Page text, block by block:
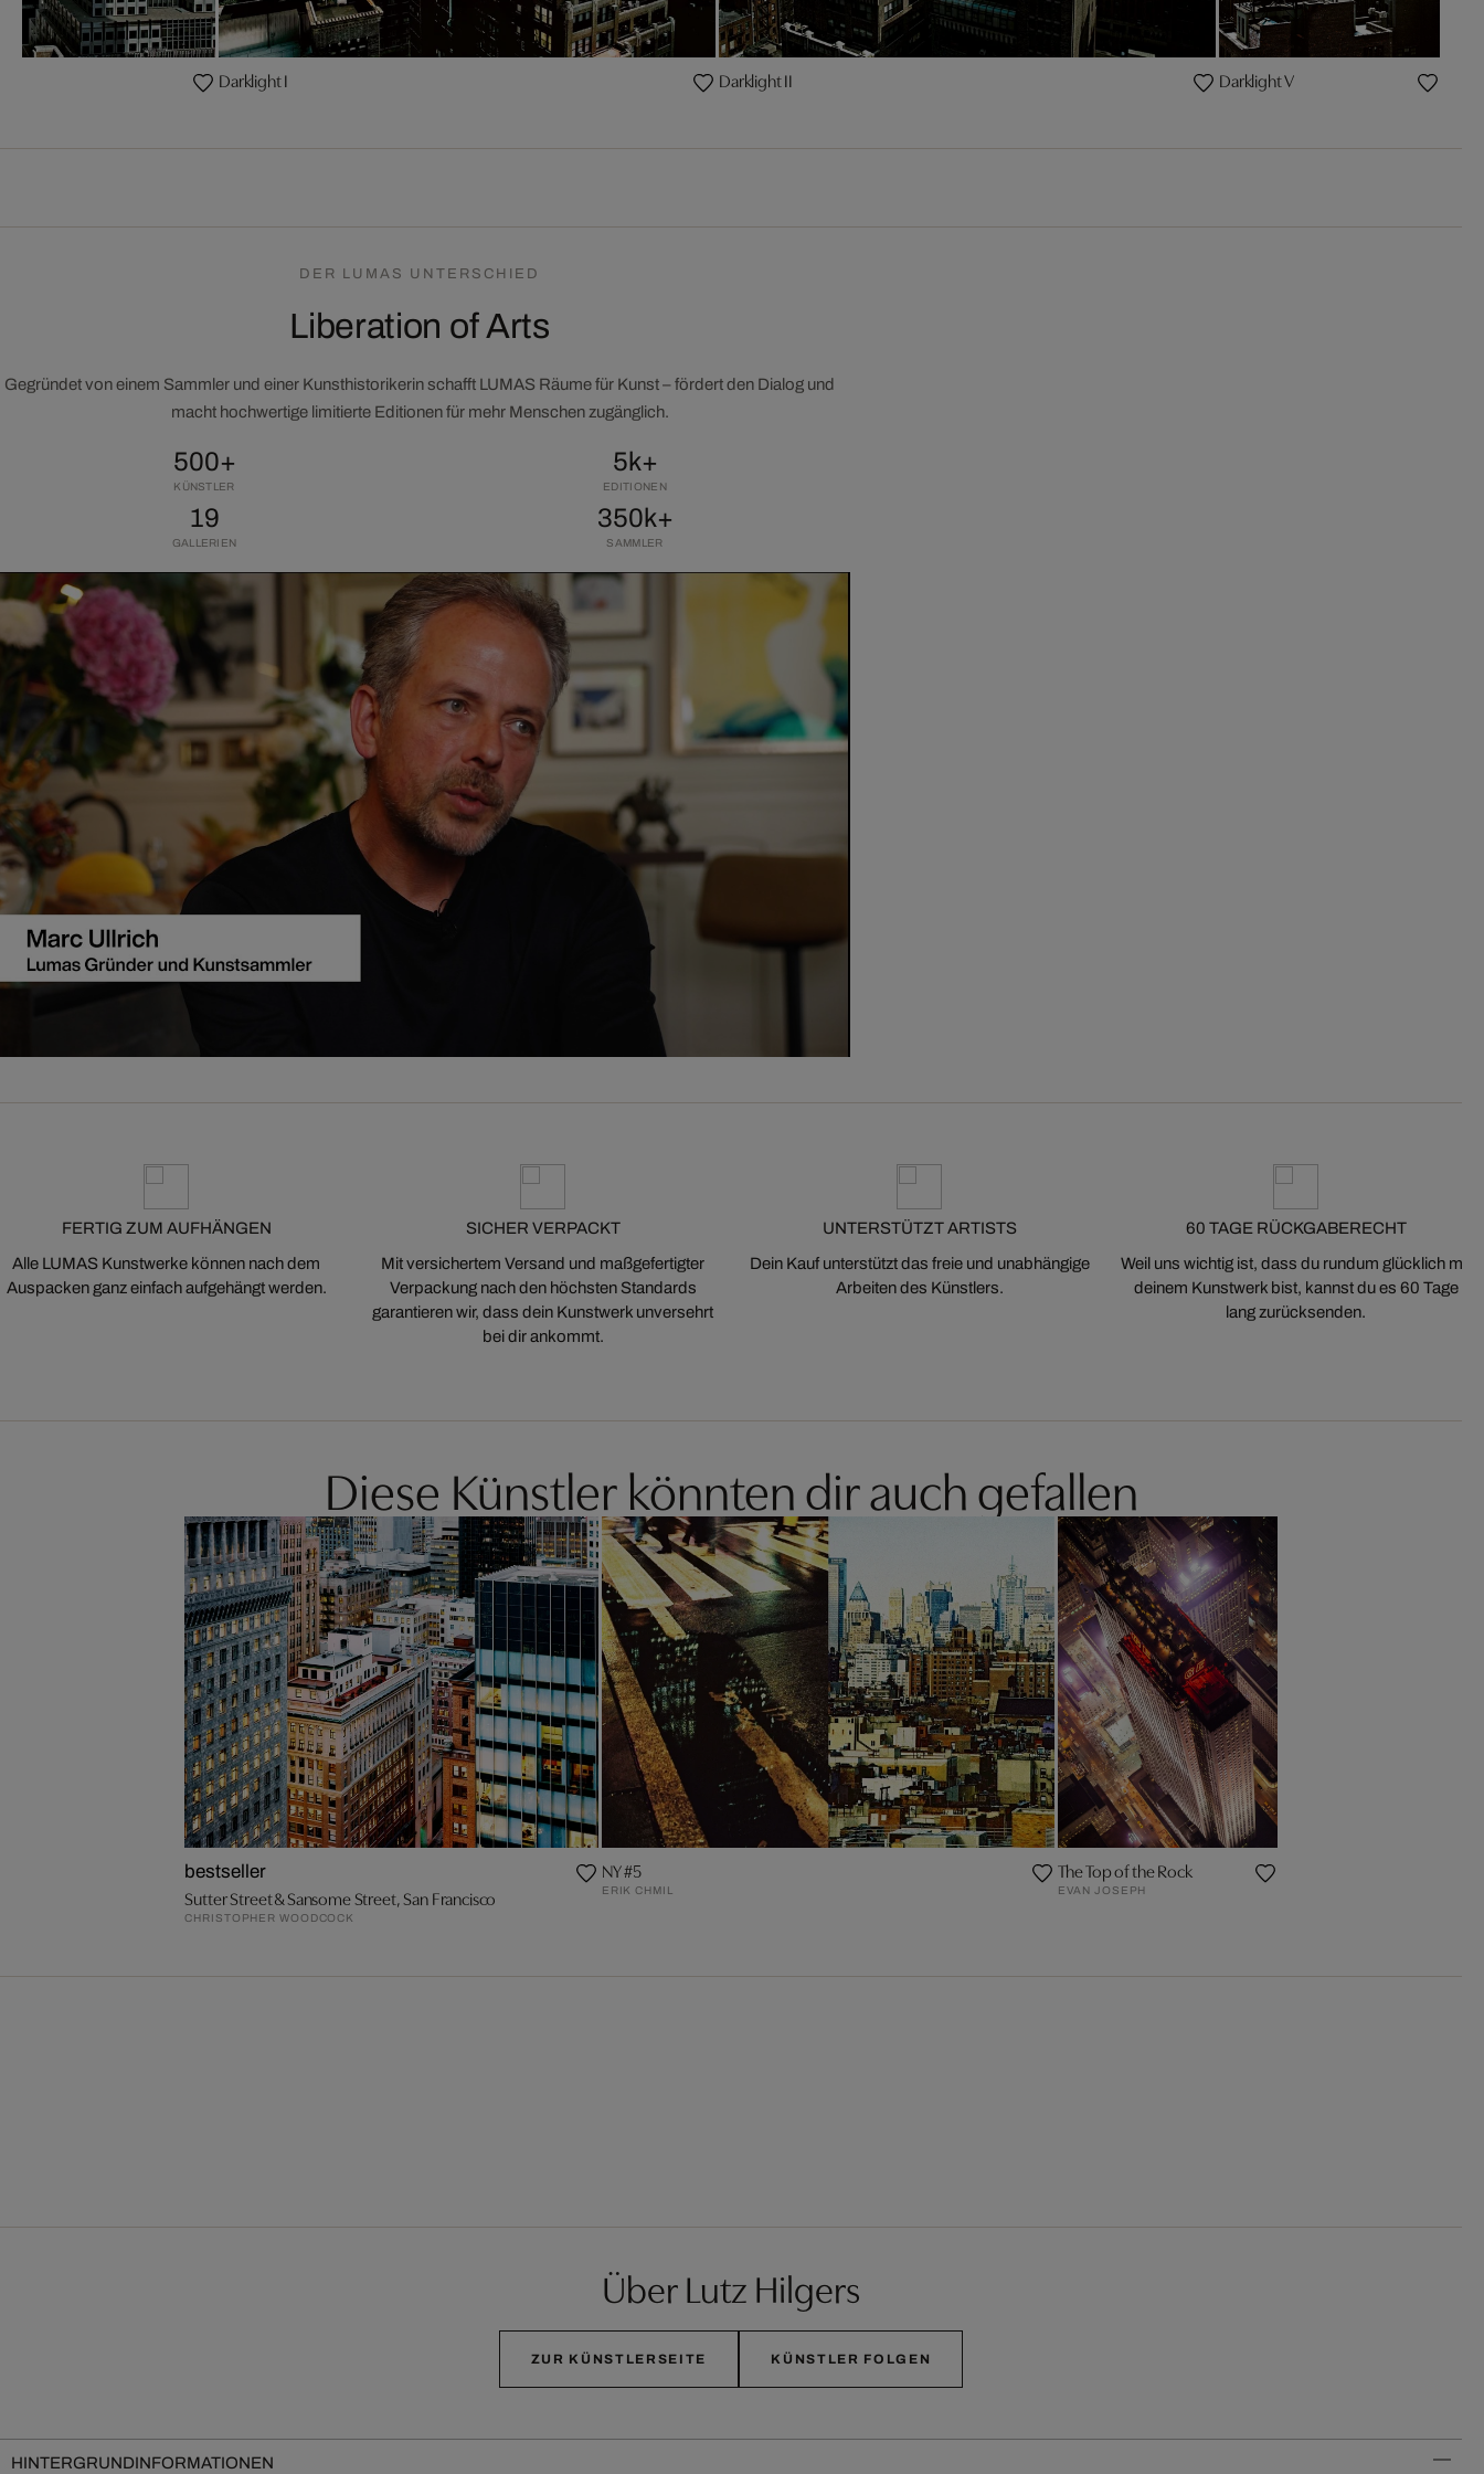
Darklight I Darklight II Darklight V
DER LUMAS UNTERSCHIED
Liberation of Arts
Gegründet von einem Sammler und einer Kunsthistorikerin schafft LUMAS Räume für Kunst – fördert den Dialog und
macht hochwertige limitierte Editionen für mehr Menschen zugänglich.
500+
KÜNSTLER
5k+
EDITIONEN
19
GALLERIEN
350k+
SAMMLER
FERTIG ZUM AUFHÄNGEN
Alle LUMAS Kunstwerke können nach dem
Auspacken ganz einfach aufgehängt werden.
SICHER VERPACKT
Mit versichertem Versand und maßgefertigter
Verpackung nach den höchsten Standards
garantieren wir, dass dein Kunstwerk unversehrt
bei dir ankommt.
UNTERSTÜTZT ARTISTS
Dein Kauf unterstützt das freie und unabhängige
Arbeiten des Künstlers.
60 TAGE RÜCKGABERECHT
Weil uns wichtig ist, dass du rundum glücklich mit
deinem Kunstwerk bist, kannst du es 60 Tage
lang zurücksenden.
Diese Künstler könnten dir auch gefallen
bestseller
Sutter Street & Sansome Street, San Francisco
CHRISTOPHER WOODCOCK
NY #5
ERIK CHMIL
The Top of the Rock
EVAN JOSEPH
Über Lutz Hilgers
ZUR KÜNSTLERSEITE KÜNSTLER FOLGEN
HINTERGRUNDINFORMATIONEN